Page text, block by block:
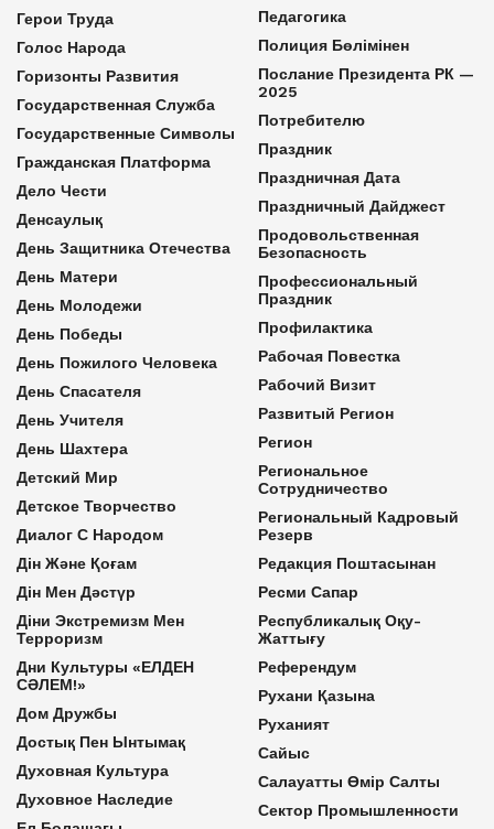
Герои Труда
Голос Народа
Горизонты Развития
Государственная Служба
Государственные Символы
Гражданская Платформа
Дело Чести
Денсаулық
День Защитника Отечества
День Матери
День Молодежи
День Победы
День Пожилого Человека
День Спасателя
День Учителя
День Шахтера
Детский Мир
Детское Творчество
Диалог С Народом
Дін Және Қоғам
Дін Мен Дәстүр
Діни Экстремизм Мен
Терроризм
Дни Культуры «ЕЛДЕН
СӘЛЕМ!»
Дом Дружбы
Достық Пен Ынтымақ
Духовная Культура
Духовное Наследие
Педагогика
Полиция Бөлімінен
Послание Президента РК —
2025
Потребителю
Праздник
Праздничная Дата
Праздничный Дайджест
Продовольственная
Безопасность
Профессиональный
Праздник
Профилактика
Рабочая Повестка
Рабочий Визит
Развитый Регион
Регион
Региональное
Сотрудничество
Региональный Кадровый
Резерв
Редакция Поштасынан
Ресми Сапар
Республикалық Оқу-
Жаттығу
Референдум
Рухани Қазына
Руханият
Сайыс
Салауатты Өмір Салты
Сектор Промышленности